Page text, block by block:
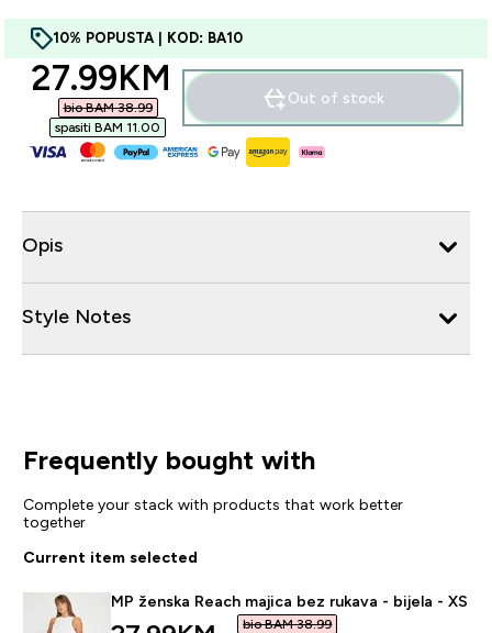
10% POPUSTA | KOD: BA10
discounted price
27.99KM‎
bio BAM 38.99‎
spasiti BAM 11.00‎
Out of stock
Opis
Style Notes
Frequently bought with
Complete your stack with products that work better
together
Current item selected
MP ženska Reach majica bez rukava - bijela - XS
bio BAM 38.99‎